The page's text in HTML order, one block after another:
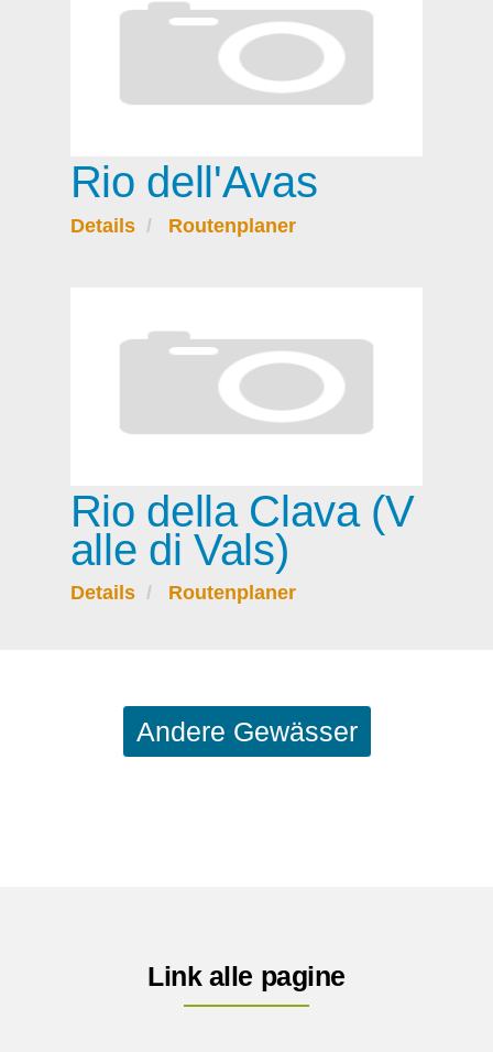
Rio dell'Avas
Details Routenplaner
Rio della Clava (V
alle di Vals)
Details Routenplaner
Andere Gewässer
Link alle pagine